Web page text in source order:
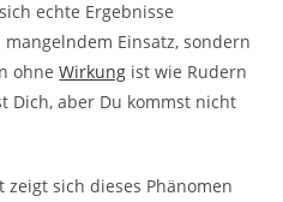
echte Ergebnisse
Einsatz, sondern
ohneWirkung ist wie Rudern
Dich, aber Du kommst nicht
sich dieses Phänomen